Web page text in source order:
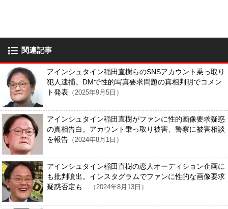
関連記事
アインシュタイン稲田直樹らのSNSアカウント乗っ取り
犯人逮捕。DMで性的写真要求問題の真相判明でコメン
ト発表 （2025年9月5日）
アインシュタイン稲田直樹がファンに性的画像要求疑惑
の真相告白。アカウント乗っ取り被害、警察に被害相談
を報告 （2024年8月1日）
アインシュタイン稲田直樹の恋人オーディション企画に
も批判噴出。インスタグラムでファンに性的な画像要求
疑惑否定も…
（2024年8月13日）